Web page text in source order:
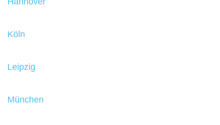
Köln
Leipzig
München